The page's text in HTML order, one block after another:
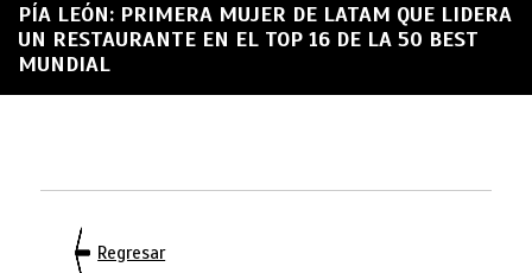
PÍA LEÓN: PRIMERA MUJER DE LATAM QUE LIDERA
UN RESTAURANTE EN EL TOP 16 DE LA 50 BEST
MUNDIAL
Regresar